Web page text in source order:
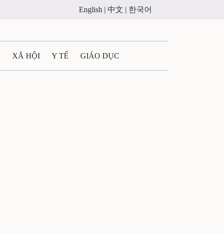
English | 中文 | 한국어
XÃ HỘI Y TẾ GIÁO DỤC